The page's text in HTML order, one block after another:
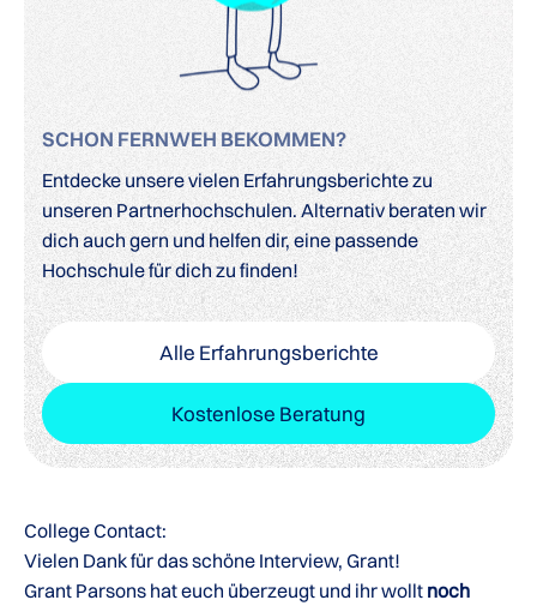
SCHON FERNWEH BEKOMMEN?
Entdecke unsere vielen Erfahrungsberichte zu
unseren Partnerhochschulen. Alternativ beraten wir
dich auch gern und helfen dir, eine passende
Hochschule für dich zu finden!
Alle Erfahrungsberichte
Kostenlose Beratung
College Contact:
Vielen Dank für das schöne Interview, Grant!
Grant Parsons hat euch überzeugt und ihr wollt noch